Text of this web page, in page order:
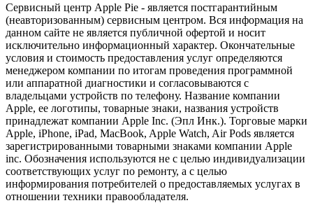
Сервисный центр Apple Pie - является постгарантийным
(неавторизованным) сервисным центром. Вся информация на
данном сайте не является публичной офертой и носит
исключительно информационный характер. Окончательные
условия и стоимость предоставления услуг определяются
менеджером компании по итогам проведения программной
или аппаратной диагностики и согласовываются с
владельцами устройств по телефону. Название компании
Apple, ее логотипы, товарные знаки, названия устройств
принадлежат компании Apple Inc. (Эпл Инк.). Торговые марки
Apple, iPhone, iPad, MacBook, Apple Watch, Air Pods является
зарегистрированными товарными знаками компании Apple
inc. Обозначения используются не с целью индивидуализации
соответствующих услуг по ремонту, а с целью
информирования потребителей о предоставляемых услугах в
отношении техники правообладателя.